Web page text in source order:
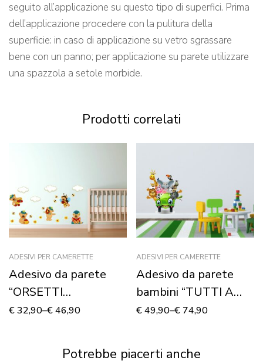
seguito all’applicazione su questo tipo di superfici. Prima
dell’applicazione procedere con la pulitura della
superficie: in caso di applicazione su vetro sgrassare
bene con un panno; per applicazione su parete utilizzare
una spazzola a setole morbide.
Prodotti correlati
ADESIVI PER CAMERETTE
Adesivo da parete
“ORSETTI
DIVERTENTI” –
€32,90–€46,90
ADESIVI PER CAMERETTE
Adesivo da parete
bambini “TUTTI A
BORDO!” – Adesivo
€49,90–€ 74,90
Potrebbe piacerti anche